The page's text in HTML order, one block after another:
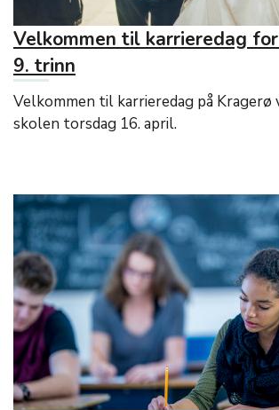
Velkommen til karrieredag
9. trinn
Velkommen til karrieredag på Kragerø
skolen torsdag 16. april.